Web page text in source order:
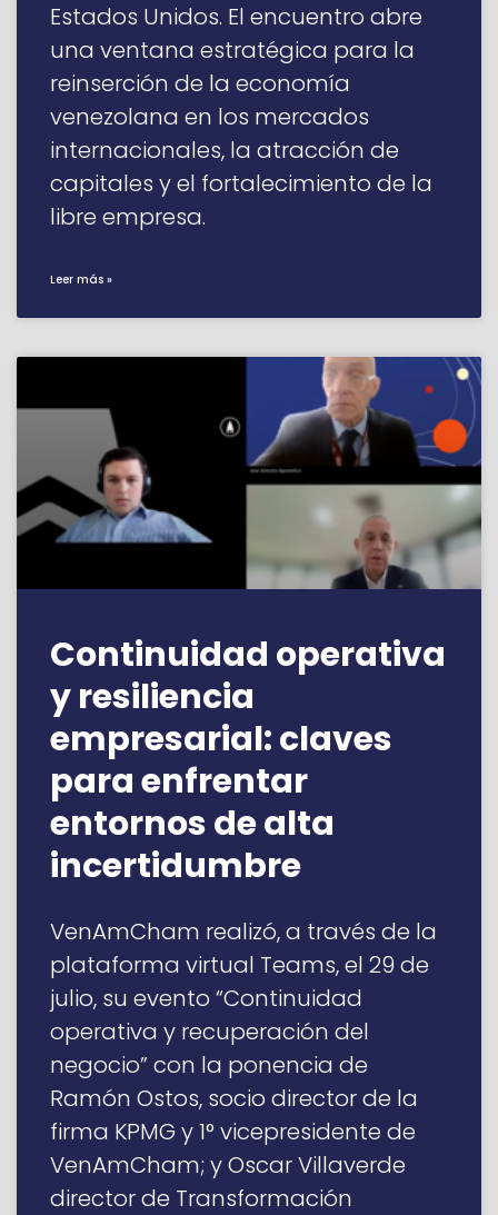
Estados Unidos. El encuentro abre
una ventana estratégica para la
reinserción de la economía
venezolana en los mercados
internacionales, la atracción de
capitales y el fortalecimiento de la
libre empresa.
Leer más »
Continuidad operativa
y resiliencia
empresarial: claves
para enfrentar
entornos de alta
incertidumbre
VenAmCham realizó, a través de la
plataforma virtual Teams, el 29 de
julio, su evento “Continuidad
operativa y recuperación del
negocio” con la ponencia de
Ramón Ostos, socio director de la
firma KPMG y 1° vicepresidente de
VenAmCham; y Oscar Villaverde
director de Transformación